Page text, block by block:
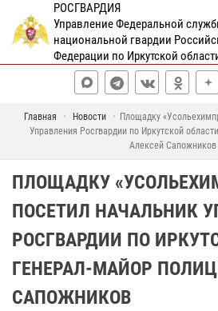
РОСГВАРДИЯ
Управление Федеральной
национальной гвардии
Федерации по Иркутской
Главная Новости
Площадку
Управления Росгвардии по Иркутской
Алексей Сапожников
ПЛОЩАДКУ
ПОСЕТИЛ НАЧАЛЬНИК
РОСГВАРДИИ ПО
ГЕНЕРАЛ-МАЙОР
САПОЖНИКОВ